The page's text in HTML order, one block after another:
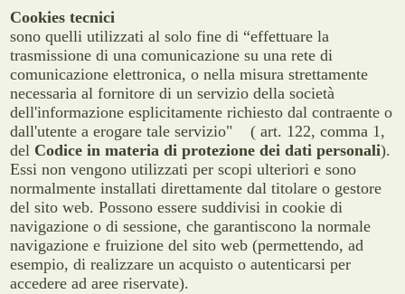
Cookies tecnici
sono quelli utilizzati al solo fine di “effettuare la
trasmissione di una comunicazione su una rete di
comunicazione elettronica, o nella misura strettamente
necessaria al fornitore di un servizio della società
dell'informazione esplicitamente richiesto dal contraente o
dall'utente a erogare tale servizio" ( art. 122, comma 1,
del Codice in materia di protezione dei dati personali).
Essi non vengono utilizzati per scopi ulteriori e sono
normalmente installati direttamente dal titolare o gestore
del sito web. Possono essere suddivisi in cookie di
navigazione o di sessione, che garantiscono la normale
navigazione e fruizione del sito web (permettendo, ad
esempio, di realizzare un acquisto o autenticarsi per
accedere ad aree riservate).